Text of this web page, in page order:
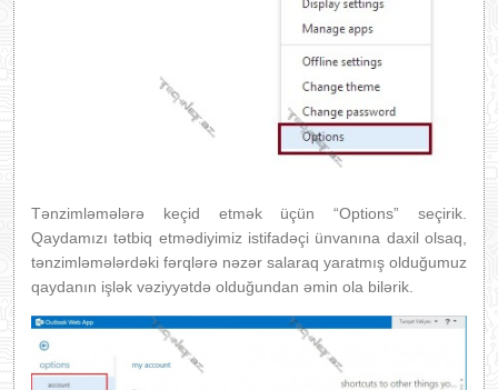
Tənzimləmələrə keçid etmək üçün “Options” seçirik.
Qaydamızı tətbiq etmədiyimiz istifadəçi ünvanına daxil olsaq,
tənzimləmələrdəki fərqlərə nəzər salaraq yaratmış olduğumuz
qaydanın işlək vəziyyətdə olduğundan əmin ola bilərik.